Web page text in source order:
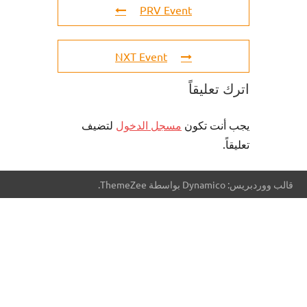
PRV Event
NXT Event
اترك تعليقاً
يجب أنت تكون مسجل الدخول لتضيف
تعليقاً.
قالب ووردبريس: Dynamico بواسطة ThemeZee.